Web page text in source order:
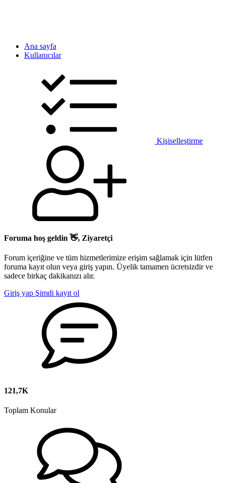
Ana sayfa
Kullanıcılar
Kişiselleştirme
Foruma hoş geldin 👋, Ziyaretçi
Forum içeriğine ve tüm hizmetlerimize erişim sağlamak için lütfen
foruma kayıt olun veya giriş yapın. Üyelik tamamen ücretsizdir ve
sadece birkaç dakikanızı alır.
Giriş yap Şimdi kayıt ol
121,7K
Toplam Konular